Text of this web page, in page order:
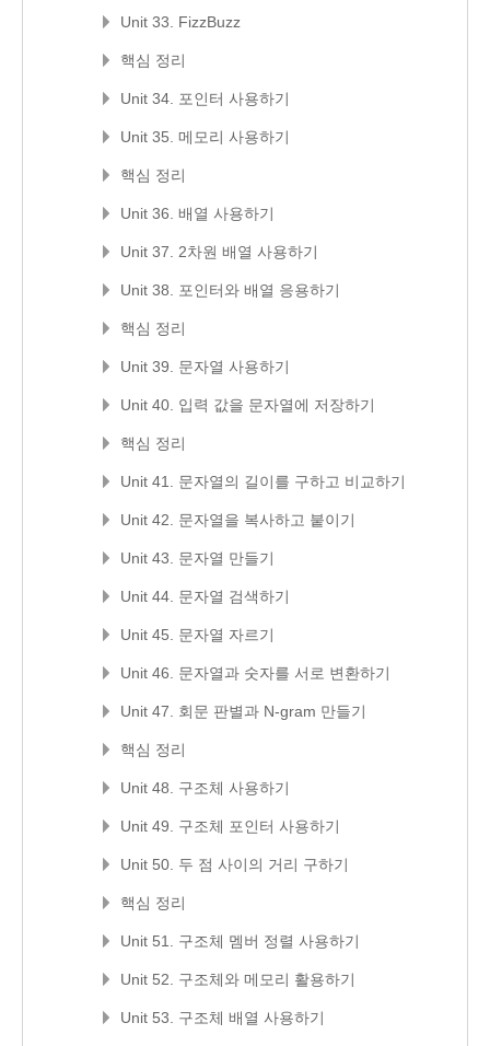
Unit 33. FizzBuzz
핵심 정리
Unit 34. 포인터 사용하기
Unit 35. 메모리 사용하기
핵심 정리
Unit 36. 배열 사용하기
Unit 37. 2차원 배열 사용하기
Unit 38. 포인터와 배열 응용하기
핵심 정리
Unit 39. 문자열 사용하기
Unit 40. 입력 값을 문자열에 저장하기
핵심 정리
Unit 41. 문자열의 길이를 구하고 비교하기
Unit 42. 문자열을 복사하고 붙이기
Unit 43. 문자열 만들기
Unit 44. 문자열 검색하기
Unit 45. 문자열 자르기
Unit 46. 문자열과 숫자를 서로 변환하기
Unit 47. 회문 판별과 N-gram 만들기
핵심 정리
Unit 48. 구조체 사용하기
Unit 49. 구조체 포인터 사용하기
Unit 50. 두 점 사이의 거리 구하기
핵심 정리
Unit 51. 구조체 멤버 정렬 사용하기
Unit 52. 구조체와 메모리 활용하기
Unit 53. 구조체 배열 사용하기